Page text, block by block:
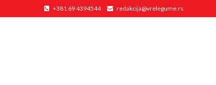
+381 69 4394544 redakcija@vrelegume.rs